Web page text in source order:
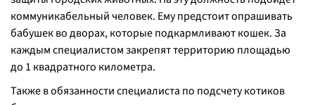
коммуникабельный человек. Ему предстоит опрашивать
бабушек во дворах, которые подкармливают кошек. За
каждым специалистом закрепят территорию площадью
до 1 квадратного километра.
Также в обязанности специалиста по подсчету котиков